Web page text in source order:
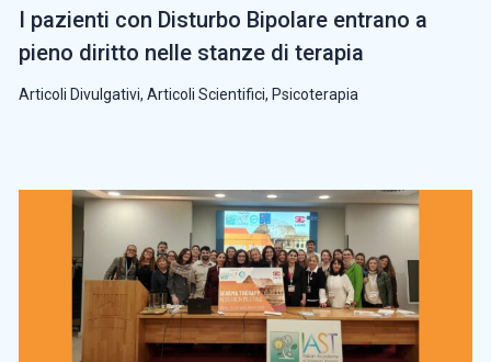
I pazienti con Disturbo Bipolare entrano a
pieno diritto nelle stanze di terapia
Articoli Divulgativi, Articoli Scientifici, Psicoterapia